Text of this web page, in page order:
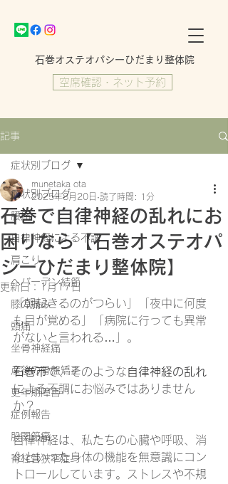
​石巻オステオパシーひだまり整体院
空席確認・ネット予約
記事
症状別ブログ
腰痛
自律神経による不調
肩こり
ヘバーデン結節
膝の痛み
頭痛
坐骨神経痛
産後の骨盤矯正
更年期障害
症例報告
股関節痛
脊柱管狭窄症
症状別ブログ
石巻で自律神経の乱れにお
困りなら【石巻オステオパ
シーひだまり整体院】
munetaka ota
2025年8月20日 読了時間: 1分
更新日： 1月17日
「朝起きるのがつらい」「夜中に何度
も目が覚める」「病院に行っても異常
がないと言われる…」。
石巻市で、そのような自律神経の乱れ
による不調にお悩みではありません
か？
自律神経は、私たちの心臓や呼吸、消
化といった身体の機能を無意識にコン
トロールしています。ストレスや不規